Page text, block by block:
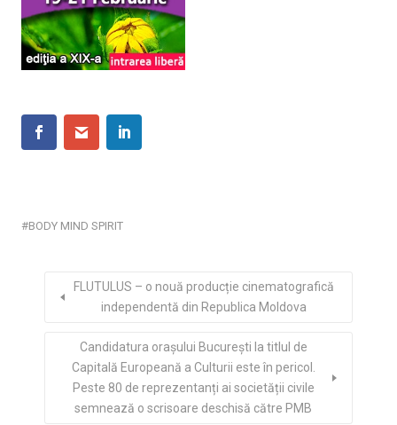
BODY MIND SPIRIT
FLUTULUS – o nouă producție cinematografică
independentă din Republica Moldova
Candidatura orașului București la titlul de
Capitală Europeană a Culturii este în pericol.
Peste 80 de reprezentanți ai societății civile
semnează o scrisoare deschisă către PMB